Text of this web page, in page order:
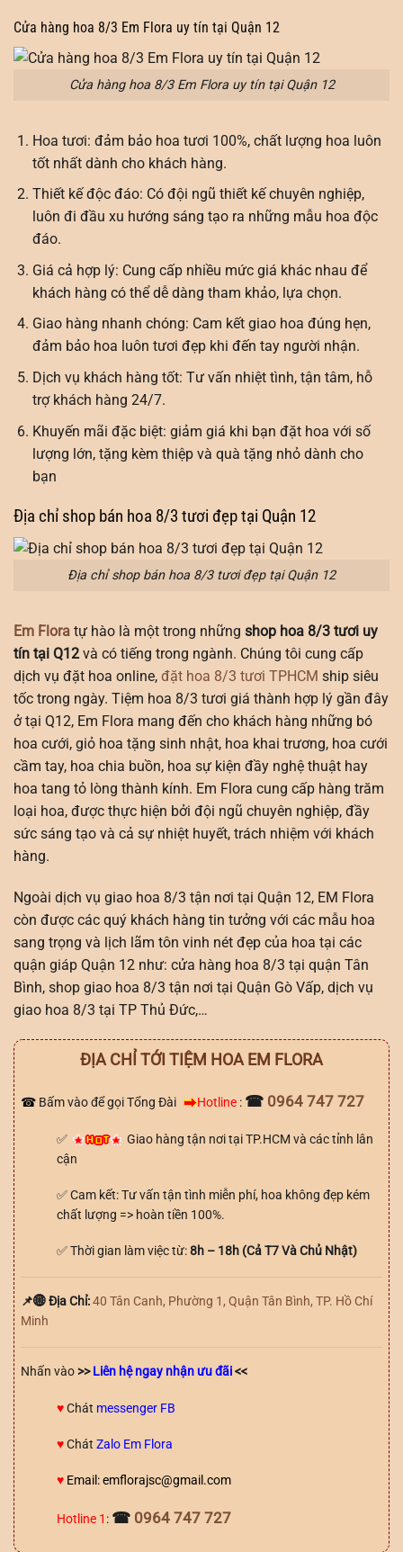
Cửa hàng hoa 8/3 Em Flora uy tín tại Quận 12
Cửa hàng hoa 8/3 Em Flora uy tín tại Quận 12
Hoa tươi: đảm bảo hoa tươi 100%, chất lượng hoa luôn
tốt nhất dành cho khách hàng.
Thiết kế độc đáo: Có đội ngũ thiết kế chuyên nghiệp,
luôn đi đầu xu hướng sáng tạo ra những mẫu hoa độc
đáo.
Giá cả hợp lý: Cung cấp nhiều mức giá khác nhau để
khách hàng có thể dễ dàng tham khảo, lựa chọn.
Giao hàng nhanh chóng: Cam kết giao hoa đúng hẹn,
đảm bảo hoa luôn tươi đẹp khi đến tay người nhận.
Dịch vụ khách hàng tốt: Tư vấn nhiệt tình, tận tâm, hỗ
trợ khách hàng 24/7.
Khuyến mãi đặc biệt: giảm giá khi bạn đặt hoa với số
lượng lớn, tặng kèm thiệp và quà tặng nhỏ dành cho
bạn
Địa chỉ shop bán hoa 8/3 tươi đẹp tại Quận 12
Địa chỉ shop bán hoa 8/3 tươi đẹp tại Quận 12
Em Flora tự hào là một trong những shop hoa 8/3 tươi uy
tín tại Q12 và có tiếng trong ngành. Chúng tôi cung cấp
dịch vụ đặt hoa online, đặt hoa 8/3 tươi TPHCM ship siêu
tốc trong ngày. Tiệm hoa 8/3 tươi giá thành hợp lý gần đây
ở tại Q12, Em Flora mang đến cho khách hàng những bó
hoa cưới, giỏ hoa tặng sinh nhật, hoa khai trương, hoa cưới
cầm tay, hoa chia buồn, hoa sự kiện đầy nghệ thuật hay
hoa tang tỏ lòng thành kính. Em Flora cung cấp hàng trăm
loại hoa, được thực hiện bởi đội ngũ chuyên nghiệp, đầy
sức sáng tạo và cả sự nhiệt huyết, trách nhiệm với khách
hàng.
Ngoài dịch vụ giao hoa 8/3 tận nơi tại Quận 12, EM Flora
còn được các quý khách hàng tin tưởng với các mẫu hoa
sang trọng và lịch lãm tôn vinh nét đẹp của hoa tại các
quận giáp Quận 12 như: cửa hàng hoa 8/3 tại quận Tân
Bình, shop giao hoa 8/3 tận nơi tại Quận Gò Vấp, dịch vụ
giao hoa 8/3 tại TP Thủ Đức,…
ĐỊA CHỈ TỚI TIỆM HOA EM FLORA
☎ Bấm vào để gọi Tổng Đài Hotline : ☎ 0964 747 727
✅
Giao hàng tận nơi tại TP.HCM và các tỉnh lân
cận
✅ Cam kết: Tư vấn tận tình miễn phí, hoa không đẹp kém
chất lượng => hoàn tiền 100%.
✅ Thời gian làm việc từ:8h – 18h (Cả T7 Và Chủ Nhật)
📌🌐 Địa Chỉ:40 Tân Canh, Phường 1, Quận Tân Bình, TP. Hồ Chí
Minh
Nhấn vào >>Liên hệ ngay nhận ưu đãi<<
♥️Chát messenger FB
♥️Chát Zalo Em Flora
♥️ Email: emflorajsc@gmail.com
Hotline 1 : ☎ 0964 747 727